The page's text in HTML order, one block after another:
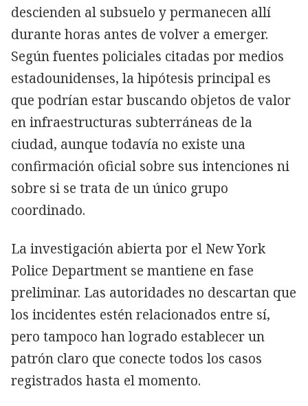
descienden al subsuelo y permanecen allí
durante horas antes de volver a emerger.
Según fuentes policiales citadas por medios
estadounidenses, la hipótesis principal es
que podrían estar buscando objetos de valor
en infraestructuras subterráneas de la
ciudad, aunque todavía no existe una
confirmación oficial sobre sus intenciones ni
sobre si se trata de un único grupo
coordinado.
La investigación abierta por el New York
Police Department se mantiene en fase
preliminar. Las autoridades no descartan que
los incidentes estén relacionados entre sí,
pero tampoco han logrado establecer un
patrón claro que conecte todos los casos
registrados hasta el momento.